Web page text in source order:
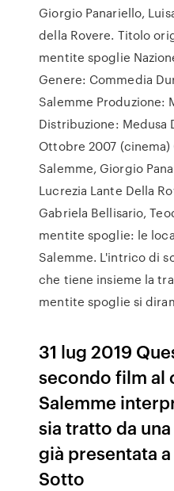
Giorgio Panariello,
della Rovere. Titolo
mentite spoglie
Genere: Commedia
Salemme Produzione:
Distribuzione: Medusa
Ottobre 2007 (cinema)
Salemme, Giorgio
Lucrezia Lante Della
Gabriela Bellisario,
mentite spoglie: le
Salemme. L'intrico di
che tiene insieme la
mentite spoglie si
31 lug 2019
secondo film al
Salemme
sia tratto da
già presentata
Sotto